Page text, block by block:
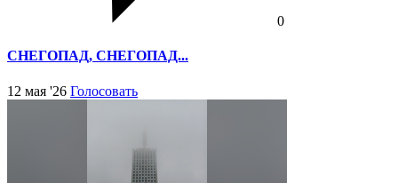
0
СНЕГОПАД, СНЕГОПАД...
12 мая '26 Голосовать